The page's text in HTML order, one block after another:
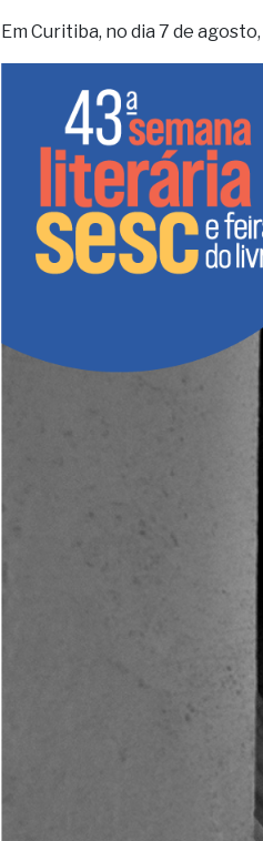
Em Curitiba, no dia 7 de